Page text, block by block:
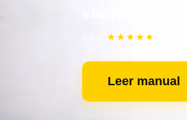
Válido para
★★★★★
Leer manual